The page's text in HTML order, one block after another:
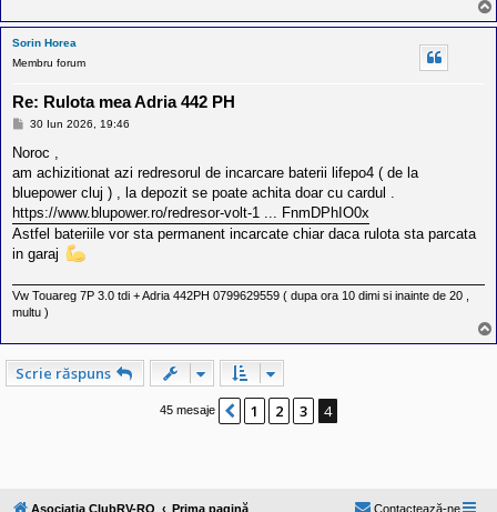
Sorin Horea
Membru forum
Re: Rulota mea Adria 442 PH
M
s
j
30 Iun 2026, 19:46
Noroc ,
am achizitionat azi redresorul de incarcare baterii lifepo4 ( de la
bluepower cluj ) , la depozit se poate achita doar cu cardul .
https://www.blupower.ro/redresor-volt-1 ... FnmDPhIO0x
Astfel bateriile vor sta permanent incarcate chiar daca rulota sta parcata
in garaj
Vw Touareg 7P 3.0 tdi + Adria 442PH 0799629559 ( dupa ora 10 dimi si inainte de 20 ,
multu )
Scrie răspuns
45 mesaje Anterior
1 2 3 4
Asociatia ClubRV-RO Prima pagină Contactează-ne